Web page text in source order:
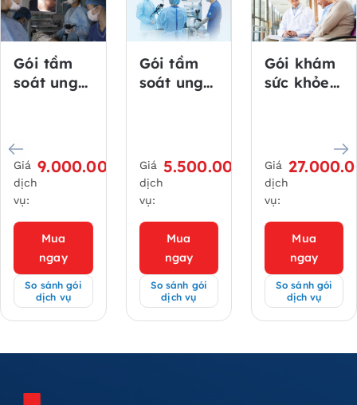
Gói tầm
soát ung
chuẩn
Nhật – Dạ
dày & Đại
tràng (Có
Giá
dịch
vụ:
9.000.000₫
Mua
ngay
So sánh gói
dịch vụ
Gói tầm
soát ung
Nhật –
Đại tràng
(Có gây
Giá
dịch
vụ:
5.500.000₫
Mua
ngay
So sánh gói
dịch vụ
Gói khám
sức khỏe
khách
hàng từ
50 tuổi trở
Giá
dịch
vụ:
Mua
ngay
So sánh gói
dịch vụ